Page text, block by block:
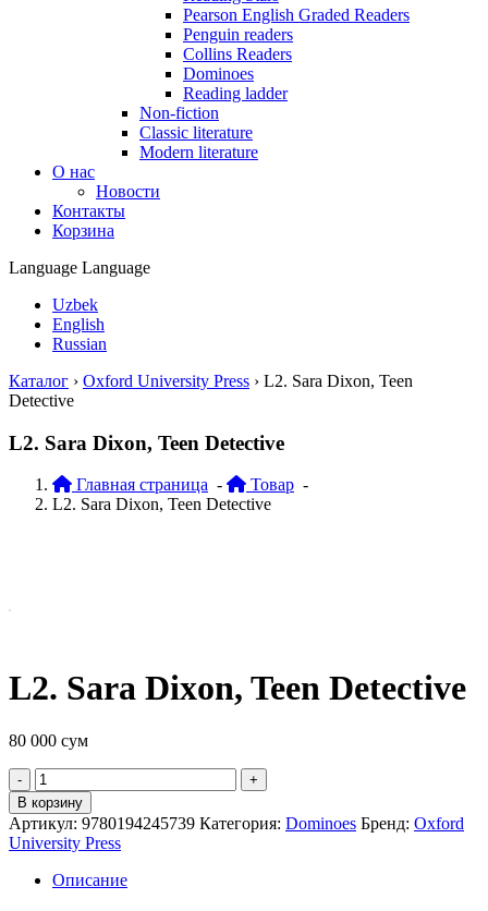
Pearson English Graded Readers
Penguin readers
Collins Readers
Dominoes
Reading ladder
Non-fiction
Classic literature
Modern literature
О нас
Новости
Контакты
Корзина
Language Language
Uzbek
English
Russian
Каталог › Oxford University Press › L2. Sara Dixon, Teen
Detective
L2. Sara Dixon, Teen Detective
Главная страница - Товар -
L2. Sara Dixon, Teen Detective
L2. Sara Dixon, Teen Detective
80 000 сум
Quantity
В корзину
Артикул: 9780194245739 Категория: Dominoes Бренд: Oxford
University Press
Описание